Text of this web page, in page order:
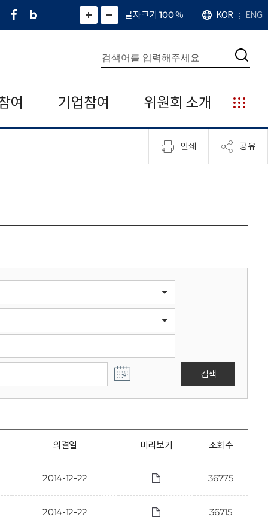
페
네
그
)
화
면
면
소
확
대
치
글자크기 100%
언
어
KOR ENG
통
합
검
색
검
여 기업참여 위원회 소개
누
리
집
안
인쇄 공유
검색
의결일 미리보기 조회수
2014-12-22 36775
2014-12-22 36715